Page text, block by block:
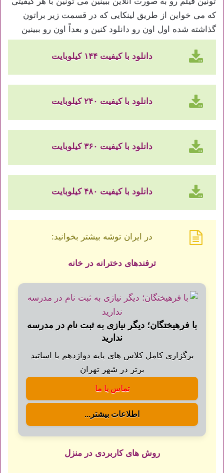
که می خواین از طریق لینکایی که در قسمت زیر براتون
گذاشته شده اول اون رو دانلود کنین و بعداً اون رو ببینین
دانلود با کیفیت ۱۴۴ کیلوبایت
دانلود با کیفیت ۲۴۰ کیلوبایت
دانلود با کیفیت ۳۶۰ کیلوبایت
دانلود با کیفیت ۴۸۰ کیلوبایت
در ایران توشه بیشتر بخوانید:
ترفندهای دخترانه در خانه
با فرهیختگان؛ دیگر نیازی به ثبت نام در مدرسه
ندارید
برگزاری کامل کلاس های پایه دوازدهم با اساتید
برتر در شهر تهران
تماس با ما
اطلاعات بیشتر...
روش های کاربردی در منزل